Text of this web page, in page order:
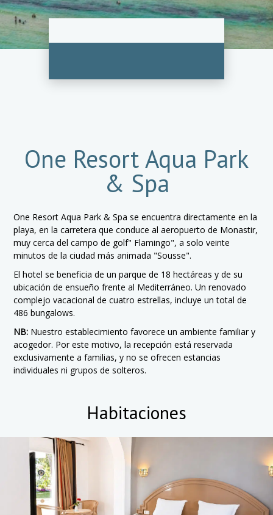
One Resort Aqua Park
& Spa
One Resort Aqua Park & Spa se encuentra directamente en la
playa, en la carretera que conduce al aeropuerto de Monastir,
muy cerca del campo de golf" Flamingo", a solo veinte
minutos de la ciudad más animada "Sousse".
El hotel se beneficia de un parque de 18 hectáreas y de su
ubicación de ensueño frente al Mediterráneo. Un renovado
complejo vacacional de cuatro estrellas, incluye un total de
486 bungalows.
NB: Nuestro establecimiento favorece un ambiente familiar y
acogedor. Por este motivo, la recepción está reservada
exclusivamente a familias, y no se ofrecen estancias
individuales ni grupos de solteros.
Habitaciones